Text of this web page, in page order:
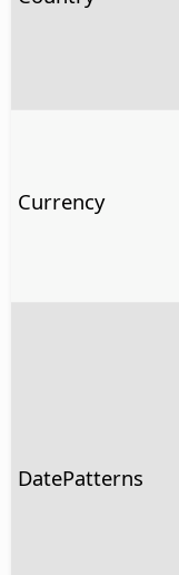
Currency
DatePatterns